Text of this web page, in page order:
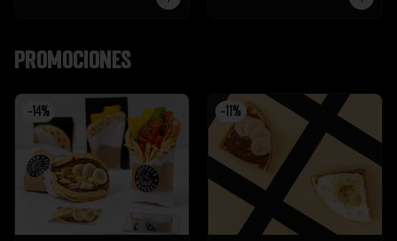
Promociones
- 14 % - %